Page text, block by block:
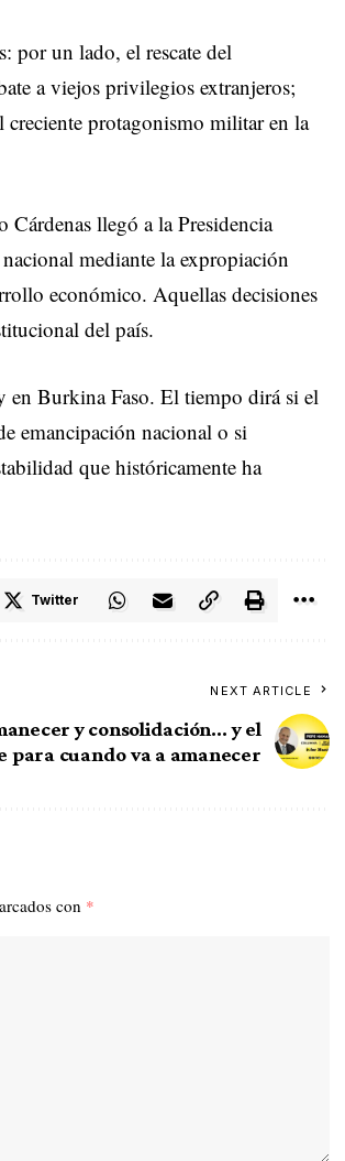
por un lado, el rescate del
a viejos privilegios extranjeros;
protagonismo militar en la
llegó a la Presidencia
mediante la expropiación
económico. Aquellas decisiones
del país.
en Burkina Faso. El tiempo dirá si el
emancipación nacional o si
que históricamente ha
Twitter
NEXT ARTICLE
y consolidación… y el
para cuando va a amanecer
con *